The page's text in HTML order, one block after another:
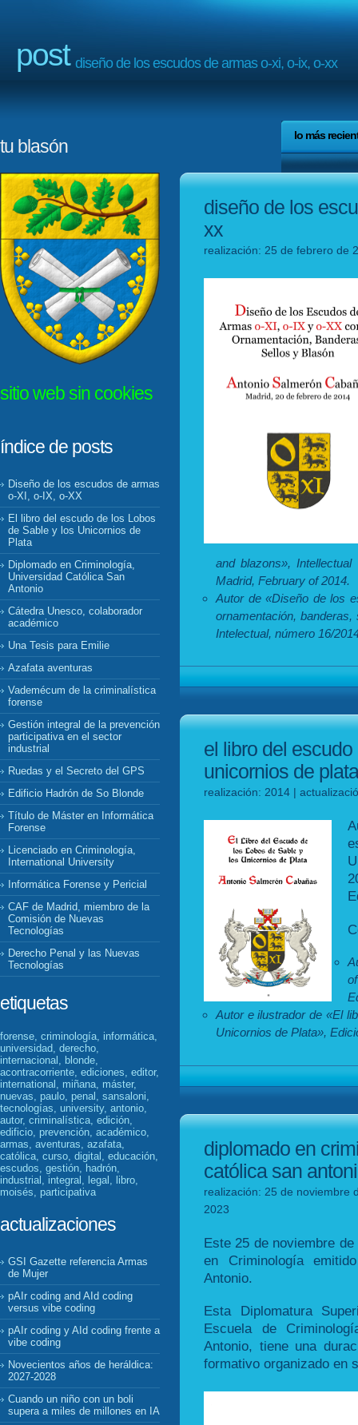
post diseño de los escudos de armas o-xi, o-ix, o-xx
lo más
tu blasón
sitio web sin cookies
índice de posts
Diseño de los escudos de armas
o-XI, o-IX, o-XX
El libro del escudo de los Lobos
de Sable y los Unicornios de
Plata
Diplomado en Criminología,
Universidad Católica San
Antonio
Cátedra Unesco, colaborador
académico
Una Tesis para Emilie
Azafata aventuras
Vademécum de la criminalística
forense
Gestión integral de la prevención
participativa en el sector
industrial
Ruedas y el Secreto del GPS
Edificio Hadrón de So Blonde
Título de Máster en Informática
Forense
Licenciado en Criminología,
International University
Informática Forense y Pericial
CAF de Madrid, miembro de la
Comisión de Nuevas
Tecnologías
Derecho Penal y las Nuevas
Tecnologías
etiquetas
forense, criminología, informática,
universidad, derecho,
internacional, blonde,
acontracorriente, ediciones, editor,
international, miñana, máster,
nuevas, paulo, penal, sansaloni,
tecnologías, university, antonio,
autor, criminalística, edición,
edificio, prevención, académico,
armas, aventuras, azafata,
católica, curso, digital, educación,
escudos, gestión, hadrón,
industrial, integral, legal, libro,
moisés, participativa
actualizaciones
GSI Gazette referencia Armas
de Mujer
pAIr coding and AId coding
versus vibe coding
pAIr coding y AId coding frente a
vibe coding
Novecientos años de heráldica:
2027-2028
Cuando un niño con un boli
supera a miles de millones en IA
diseño de los
xx
realización: 25 de febrero de
and blazons»,
Madrid, February of 2014.
Autor de «Diseño de los
ornamentación,
Intelectual, número 16/
el libro del
unicornios de plata
realización: 2014 |
Autor e ilustrador de «El
Unicornios de Plata»,
diplomado en
católica san
realización: 25 de noviembre
2023
Este 25 de noviembre
en Criminología
Antonio.
Esta Diplomatura
Escuela de
Antonio, tiene una
formativo organizado en